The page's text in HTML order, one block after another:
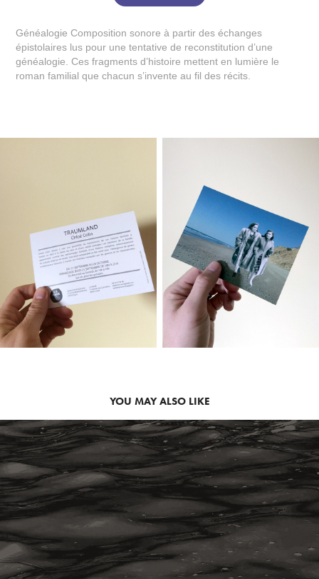
Généalogie Composition sonore à partir des échanges
épistolaires lus pour une tentative de reconstitution d’une
généalogie. Ces fragments d’histoire mettent en lumière le
roman familial que chacun s’invente au fil des récits.
YOU MAY ALSO LIKE